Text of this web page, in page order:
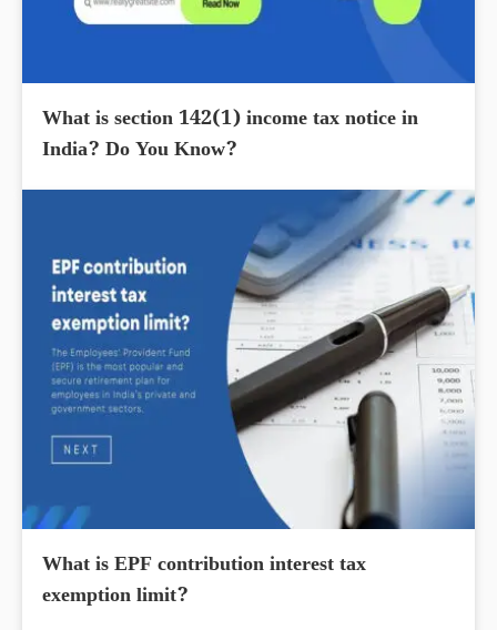
What is section 142(1) income tax notice in
India? Do You Know?
What is EPF contribution interest tax
exemption limit?